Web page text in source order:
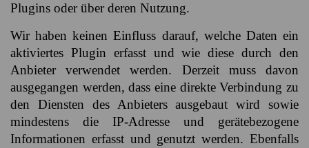
Plugins oder über deren Nutzung.
Wir haben keinen Einfluss darauf, welche Daten ein
aktiviertes Plugin erfasst und wie diese durch den
Anbieter verwendet werden. Derzeit muss davon
ausgegangen werden, dass eine direkte Verbindung zu
den Diensten des Anbieters ausgebaut wird sowie
mindestens die IP-Adresse und gerätebezogene
Informationen erfasst und genutzt werden. Ebenfalls